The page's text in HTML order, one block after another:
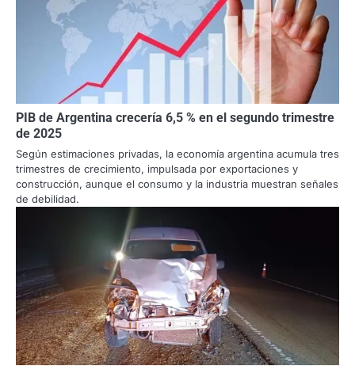
PIB de Argentina crecería 6,5 % en el segundo trimestre
de 2025
Según estimaciones privadas, la economía argentina acumula tres
trimestres de crecimiento, impulsada por exportaciones y
construcción, aunque el consumo y la industria muestran señales
de debilidad.